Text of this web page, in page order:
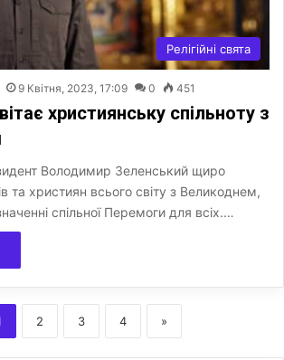
Релігійні свята
9 Квітня, 2023, 17:09 0 451
християнську спільноту з
Володимир Зеленський щиро
та християн всього світу з Великоднем,
спільної Перемоги для всіх.…
2 3 4 »